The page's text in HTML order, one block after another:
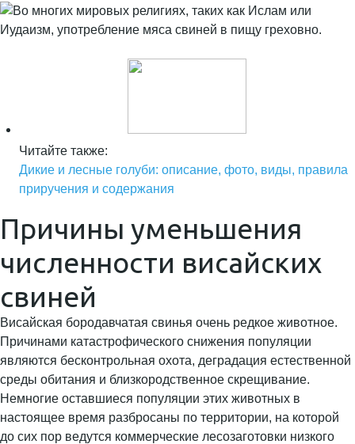
Читайте также:
Дикие и лесные голуби: описание, фото, виды, правила
приручения и содержания
Причины уменьшения
численности висайских
свиней
Висайская бородавчатая свинья очень редкое животное.
Причинами катастрофического снижения популяции
являются бесконтрольная охота, деградация естественной
среды обитания и близкородственное скрещивание.
Немногие оставшиеся популяции этих животных в
настоящее время разбросаны по территории, на которой
до сих пор ведутся коммерческие лесозаготовки низкого